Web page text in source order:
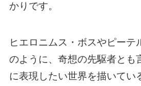
かりです。
ヒエロニムス・ボスやピーテ
のように、奇想の先駆者とも
に表現したい世界を描いてい